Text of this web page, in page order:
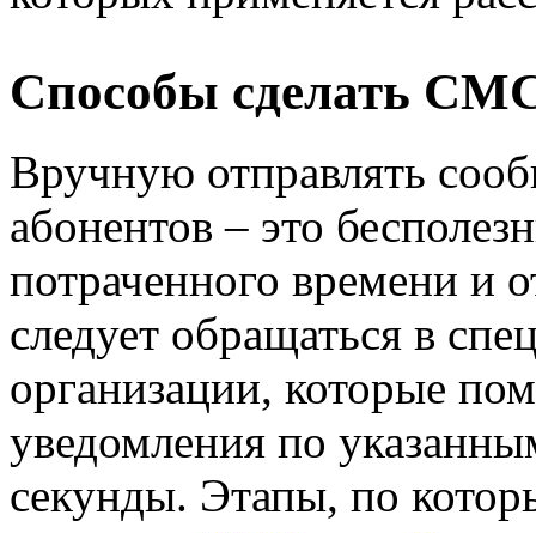
Способы сделать
Вручную отправлять
абонентов – это
потраченного времени и
следует обращаться в
организации, которые
уведомления по
секунды. Этапы, по